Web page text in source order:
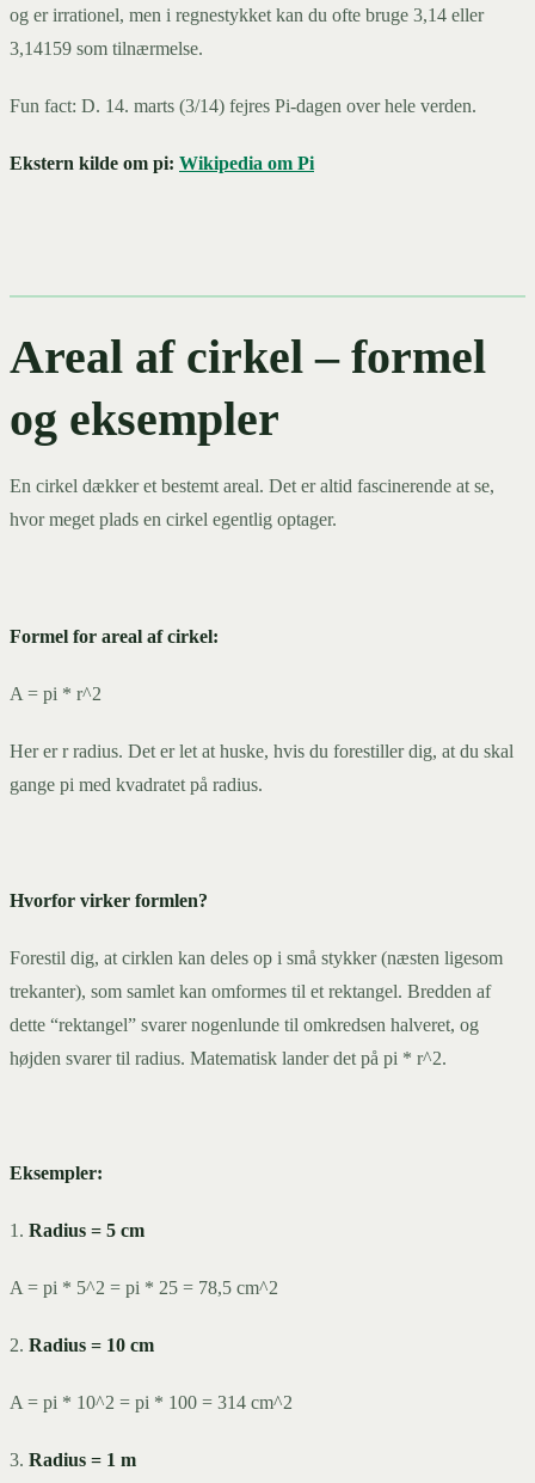
og er irrationel, men i regnestykket kan du ofte bruge 3,14 eller
3,14159 som tilnærmelse.
Fun fact: D. 14. marts (3/14) fejres Pi-dagen over hele verden.
Ekstern kilde om pi: Wikipedia om Pi
Areal af cirkel – formel
og eksempler
En cirkel dækker et bestemt areal. Det er altid fascinerende at se,
hvor meget plads en cirkel egentlig optager.
Formel for areal af cirkel:
A = pi * r^2
Her er r radius. Det er let at huske, hvis du forestiller dig, at du skal
gange pi med kvadratet på radius.
Hvorfor virker formlen?
Forestil dig, at cirklen kan deles op i små stykker (næsten ligesom
trekanter), som samlet kan omformes til et rektangel. Bredden af
dette “rektangel” svarer nogenlunde til omkredsen halveret, og
højden svarer til radius. Matematisk lander det på pi * r^2.
Eksempler:
1. Radius = 5 cm
A = pi * 5^2 = pi * 25 = 78,5 cm^2
2. Radius = 10 cm
A = pi * 10^2 = pi * 100 = 314 cm^2
3. Radius = 1 m